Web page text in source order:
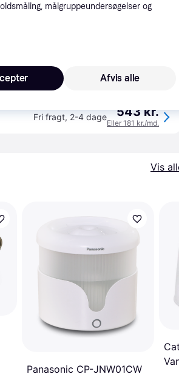
Købsgaranti
Fri fragt, 2-4 dage 543 kr.
Eller 181 kr./md.
Vis
Panasonic CP-JNW01CW
målgruppeundersøgelser og
Afvis alle